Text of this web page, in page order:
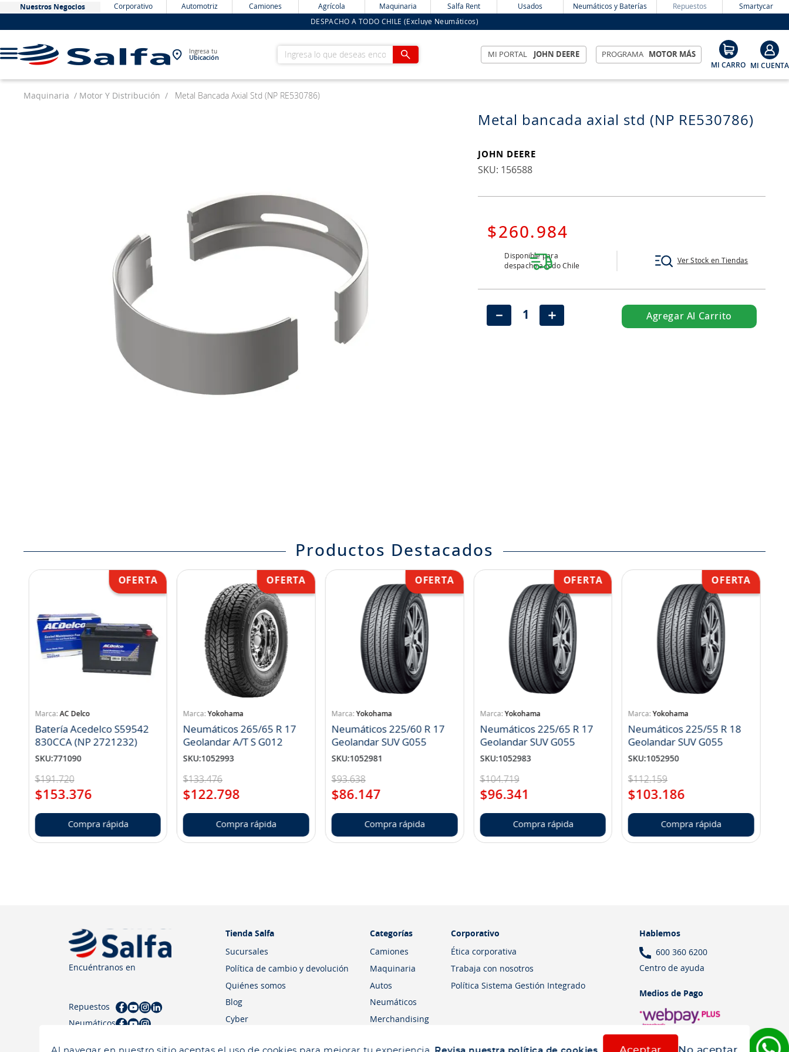
Nuestros Negocios Corporativo Automotriz Camiones Agrícola Maquinaria Salfa Rent Usados Neumáticos y Baterías Repuestos Smartycar
DESPACHO A TODO CHILE (Excluye Neumáticos)
Ingresa tu
Ubicación
Ingresa lo que deseas encontrar MI PORTAL JOHN DEERE PROGRAMA MOTOR MÁS
Al navegar en nuestro sitio aceptas el uso de cookies para mejorar tu experiencia. Revisa nuestra política de cookies. Aceptar No aceptar
Maquinaria Motor Y Distribución Metal Bancada Axial Std (NP RE530786)
Metal bancada axial std (NP RE530786)
JOHN DEERE
: 156588
$260. 984
Disponible para
despacho a todo Chile
Ver Stock en Tiendas
＋
－ Agregar Al Carrito
Productos Destacados
AC Delco
Batería Acedelco S59542
830CCA (NP 2721232)
SKU:771090
$191.720
$153.376
Compra rápida
Yokohama
Neumáticos 265/65 R 17
Geolandar A/T S G012
SKU:1052993
$133.476
$122.798
Compra rápida
Yokohama
Neumáticos 225/60 R 17
Geolandar SUV G055
SKU:1052981
$93.638
$86.147
Compra rápida
Yokohama
Neumáticos 225/65 R 17
Geolandar SUV G055
SKU:1052983
$104.719
$96.341
Compra rápida
Yokohama
Neumáticos 225/55 R 18
Geolandar SUV G055
SKU:1052950
$112.159
$103.186
Compra rápida
Encuéntranos en
Repuestos
Neumáticos
Tienda Salfa
Sucursales
Política de cambio y devolución
Quiénes somos
Blog
Cyber
Categorías
Camiones
Maquinaria
Autos
Neumáticos
Merchandising
Corporativo
Ética corporativa
Trabaja con nosotros
Política Sistema Gestión Integrado
Hablemos
600 360 6200
Centro de ayuda
Medios de Pago